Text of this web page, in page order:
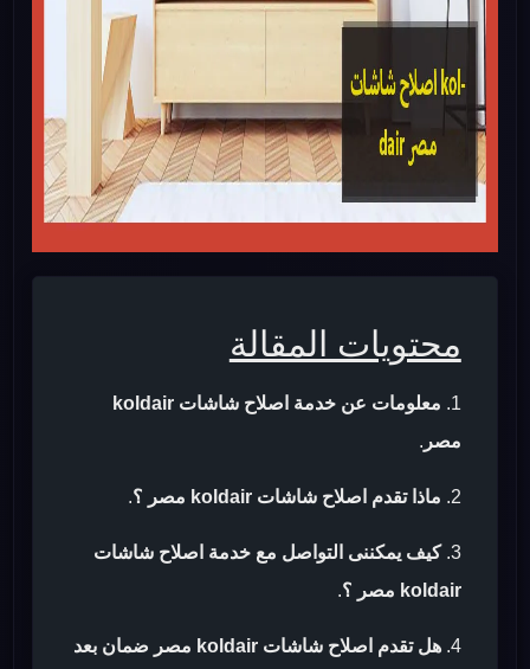
محتويات المقالة
معلومات عن خدمة اصلاح شاشات koldair
مصر .
ماذا تقدم اصلاح شاشات koldair مصر ؟ .
كيف يمكننى التواصل مع خدمة اصلاح شاشات
koldair مصر ؟
.
هل تقدم اصلاح شاشات koldair مصر ضمان بعد